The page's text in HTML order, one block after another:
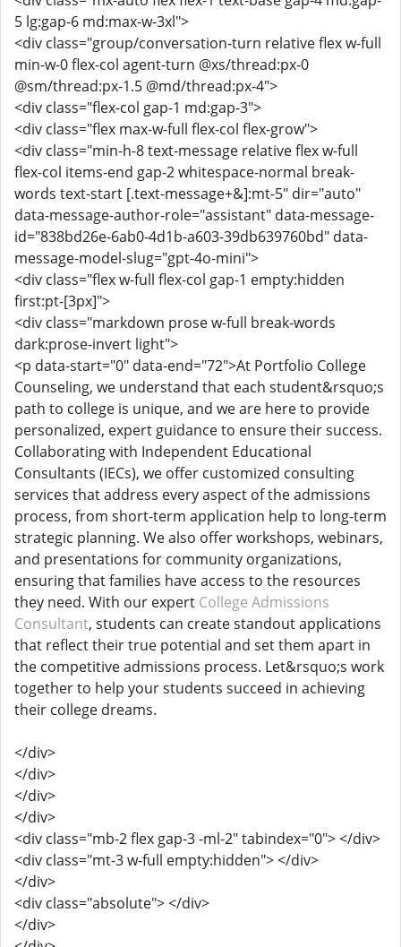
5 lg:gap-6 md:max-w-3xl">
<div class="group/conversation-turn relative flex w-full
min-w-0 flex-col agent-turn @xs/thread:px-0
@sm/thread:px-1.5 @md/thread:px-4">
<div class="flex-col gap-1 md:gap-3">
<div class="flex max-w-full flex-col flex-grow">
<div class="min-h-8 text-message relative flex w-full
flex-col items-end gap-2 whitespace-normal break-
words text-start [.text-message+&]:mt-5" dir="auto"
data-message-author-role="assistant" data-message-
id="838bd26e-6ab0-4d1b-a603-39db639760bd" data-
message-model-slug="gpt-4o-mini">
<div class="flex w-full flex-col gap-1 empty:hidden
first:pt-[3px]">
<div class="markdown prose w-full break-words
dark:prose-invert light">
<p data-start="0" data-end="72">At Portfolio College
Counseling, we understand that each student&rsquo;s
path to college is unique, and we are here to provide
personalized, expert guidance to ensure their success.
Collaborating with Independent Educational
Consultants (IECs), we offer customized consulting
services that address every aspect of the admissions
process, from short-term application help to long-term
strategic planning. We also offer workshops, webinars,
and presentations for community organizations,
ensuring that families have access to the resources
they need. With our expert College Admissions
Consultant, students can create standout applications
that reflect their true potential and set them apart in
the competitive admissions process. Let&rsquo;s work
together to help your students succeed in achieving
their college dreams.
</div>
</div>
</div>
</div>
<div class="mb-2 flex gap-3 -ml-2" tabindex="0"> </div>
<div class="mt-3 w-full empty:hidden"> </div>
</div>
<div class="absolute"> </div>
</div>